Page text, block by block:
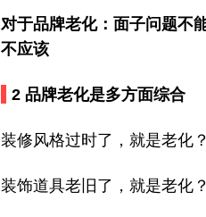
对于品牌老化：面子问题不
不应该
2 品牌老化是多方面综合
装修风格过时了，就是老化？
装饰道具老旧了，就是老化？